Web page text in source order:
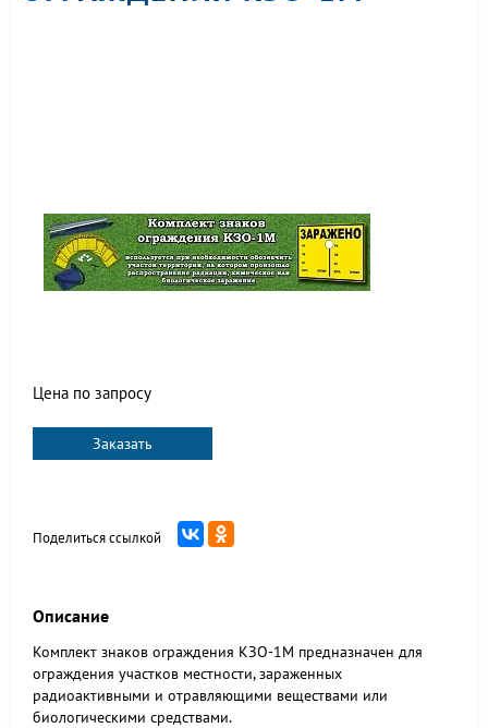
Цена по запросу
Заказать
Поделиться ссылкой
Описание
Комплект знаков ограждения КЗО-1М предназначен для
ограждения участков местности, зараженных
радиоактивными и отравляющими веществами или
биологическими средствами.